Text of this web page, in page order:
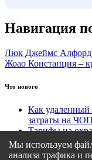
Навигация
Люк Джеймс Алфорд
Жоао Констанция –
Что нового
Как удаленный
затраты на ЧОП
Тарифы на
Этапы
Кому подходит
Мы используем
анализа трафика и